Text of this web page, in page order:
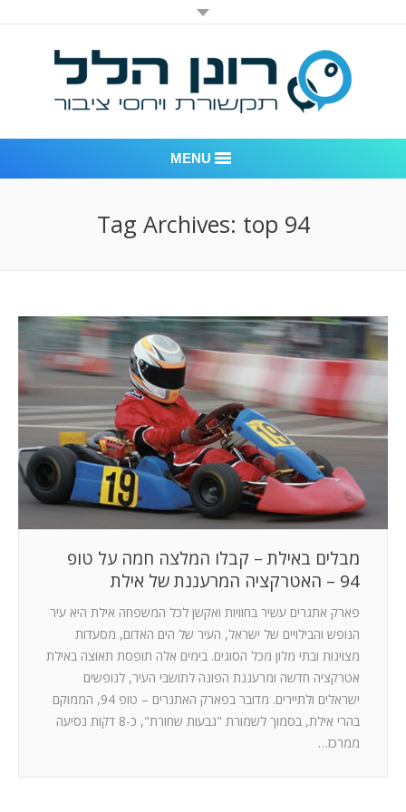
MENU
לקוחות – משרד יחסי ציבור רונן הלל
חדר חדשות
המלצות
ניהול מוניטין
צור קשר
Tag Archives: top 94
מבלים באילת – קבלו המלצה חמה על טופ
94 – האטרקציה המרעננת של אילת
פארק אתגרים עשיר בחוויות ואקשן לכל המשפחה אילת היא עיר
הנופש והבילויים של ישראל, העיר של הים האדום, מסעדות
מצוינות ובתי מלון מכל הסוגים. בימים אלה תופסת תאוצה באילת
אטרקציה חדשה ומרעננת הפונה לתושבי העיר, לנופשים
ישראלים ולתיירים. מדובר בפארק האתגרים – טופ 94, הממוקם
בהרי אילת, בסמוך לשמורת "גבעות שחורת", כ-8 דקות נסיעה
ממרכז…